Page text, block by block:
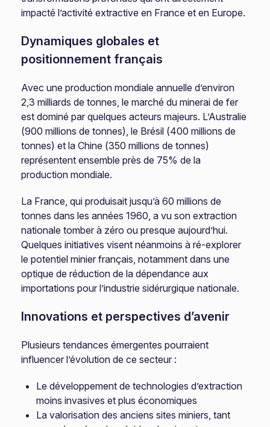
impacté l’activité extractive en France et en Europe.
Dynamiques globales et
positionnement français
Avec une production mondiale annuelle d’environ
2,3 milliards de tonnes, le marché du minerai de fer
est dominé par quelques acteurs majeurs. L’Australie
(900 millions de tonnes), le Brésil (400 millions de
tonnes) et la Chine (350 millions de tonnes)
représentent ensemble près de 75% de la
production mondiale.
La France, qui produisait jusqu’à 60 millions de
tonnes dans les années 1960, a vu son extraction
nationale tomber à zéro ou presque aujourd’hui.
Quelques initiatives visent néanmoins à ré-explorer
le potentiel minier français, notamment dans une
optique de réduction de la dépendance aux
importations pour l’industrie sidérurgique nationale.
Innovations et perspectives d’avenir
Plusieurs tendances émergentes pourraient
influencer l’évolution de ce secteur :
Le développement de technologies d’extraction
moins invasives et plus économiques
La valorisation des anciens sites miniers, tant